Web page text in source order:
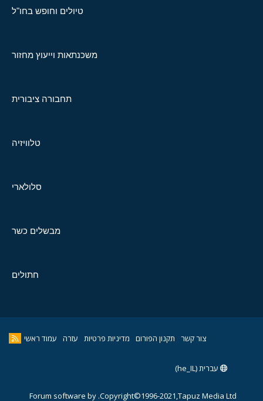
טיולים וחופש בחו"ל
משכנתאות וייעוץ מחזור
תחבורה ציבורית
טלוויזיה
סלולארי
מבשלים כשר
חתולים
צור קשר תקנון הפורום מדיניות פרטיות עזרה עמוד ראשי
עברית (he_IL)
Copyright©1996-2021,Tapuz Media Ltd.
Forum software by